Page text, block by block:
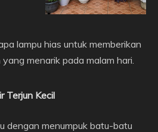
lampu hias untuk memberikan
menarik pada malam hari.
Terjun Kecil
dengan menumpuk batu-batu